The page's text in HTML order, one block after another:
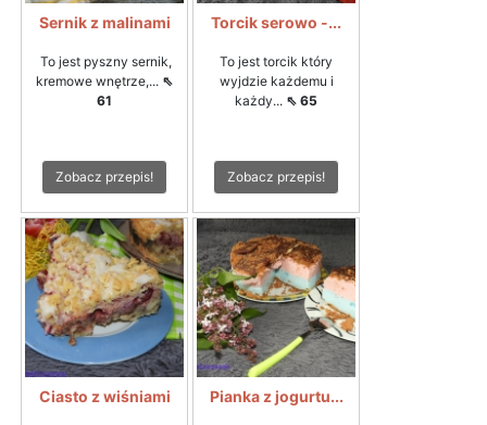
Sernik z malinami
To jest pyszny sernik,
kremowe wnętrze,... ⇖
61
Zobacz przepis!
Torcik serowo -...
To jest torcik który
wyjdzie każdemu i
każdy... ⇖ 65
Zobacz przepis!
Ciasto z wiśniami Pianka z jogurtu...